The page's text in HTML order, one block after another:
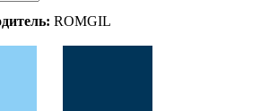
ROMGIL